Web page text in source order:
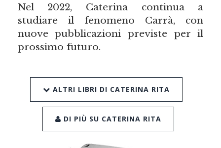
Nel 2022, Caterina continua a
studiare il fenomeno Carrà, con
nuove pubblicazioni previste per il
prossimo futuro.
ALTRI LIBRI DI CATERINA RITA
DI PIÙ SU CATERINA RITA